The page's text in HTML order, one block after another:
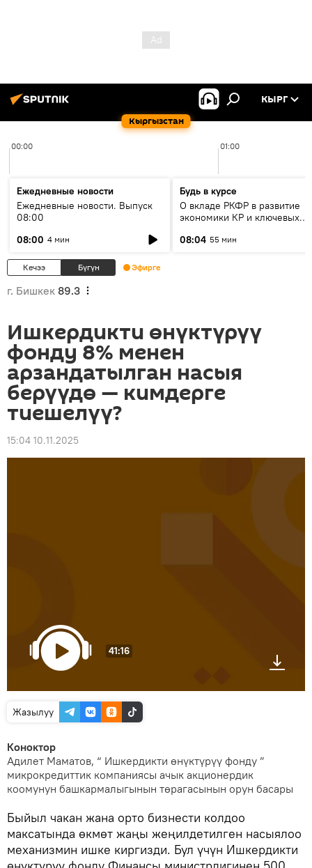
Кыргызстан
КЫРГ
00:00 01:00
Ежедневные новости
Ежедневные новости. Выпуск
08:00
08:00 4 мин
Будь в курсе
О вкладе РКФР в развитие
экономики КР и ключевых
08:04 55 мин
Кечээ Бүгүн Эфирге
г. Бишкек 89.3
Ишкердикти өнүктүрүү
фонду 8% менен
арзандатылган насыя
берүүдө — кимдерге
тиешелүү?
15:04 10.11.2025
41:16
Жазылуу
Коноктор
Адилет Маматов, “ Ишкердикти өнүктүрүү фонду ”
микрокредиттик компаниясы ачык акционердик
коомунун башкармалыгынын төрагасынын орун басары
Быйыл чакан жана орто бизнести колдоо
максатында өкмөт жаңы жеңилдетилген насыялоо
механизмин ишке киргизди. Бул үчүн Ишкердикти